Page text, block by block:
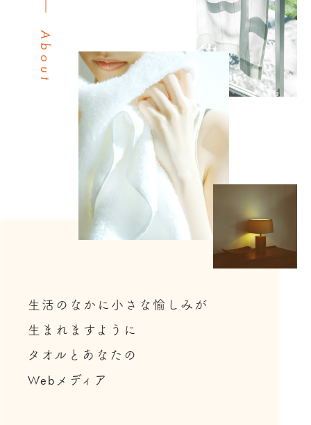
About
生活のなかに小さな愉しみが
生まれますように
タオルとあなたの
Web メディア